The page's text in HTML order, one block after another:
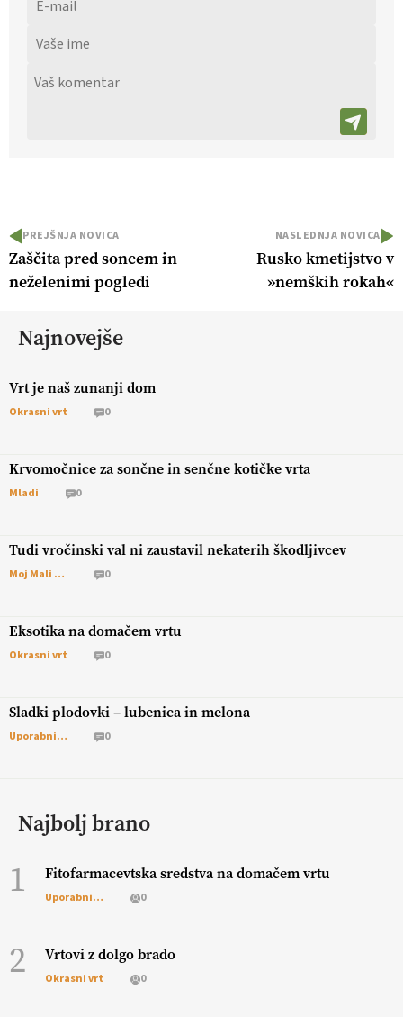
PREJŠNJA NOVICA
Zaščita pred soncem in
neželenimi pogledi
NASLEDNJA NOVICA
Rusko kmetijstvo v
»nemških rokah«
Najnovejše
Vrt je naš zunanji dom
Okrasni vrt 0
Krvomočnice za sončne in senčne kotičke vrta
Mladi 0
Tudi vročinski val ni zaustavil nekaterih škodljivcev
Moj Mali Svet 0
Eksotika na domačem vrtu
Okrasni vrt 0
Sladki plodovki – lubenica in melona
Uporabni vrt 0
Najbolj brano
1 Fitofarmacevtska sredstva na domačem vrtu
Uporabni vrt 0
2 Vrtovi z dolgo brado
Okrasni vrt 0